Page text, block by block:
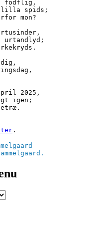
fodflig,
lilla spids;
mon?
urtandlyd;
arkekryds.
2025,
igen;
.